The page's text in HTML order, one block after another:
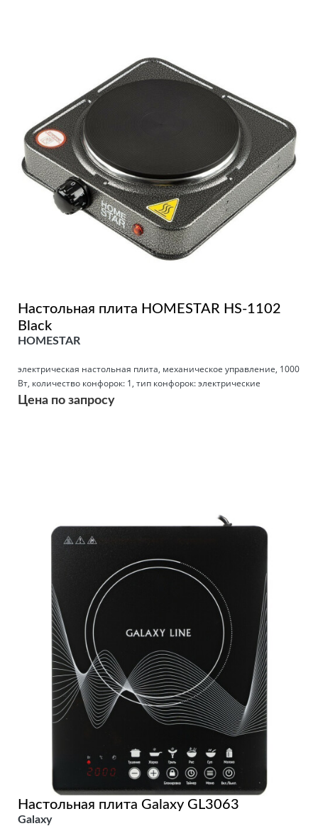
Настольная плита HOMESTAR HS-1102
Black
HOMESTAR
электрическая настольная плита, механическое управление, 1000
Вт, количество конфорок: 1, тип конфорок: электрические
Цена по запросу
Настольная плита Galaxy GL3063
Galaxy